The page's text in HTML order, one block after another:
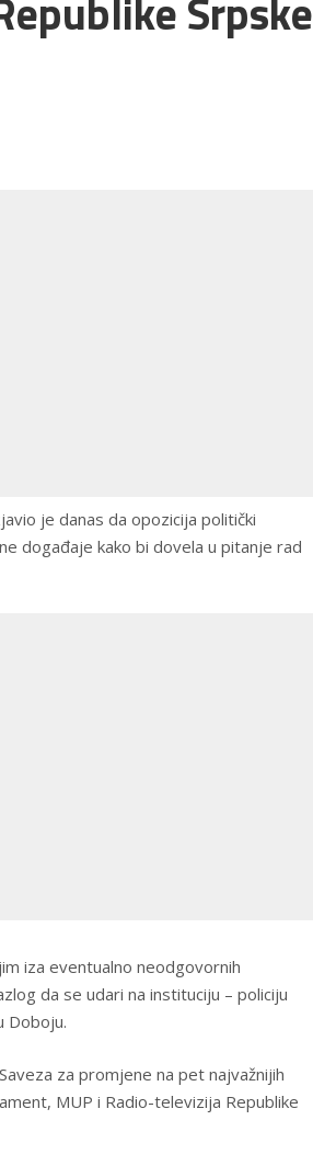
Srpske
je danas da opozicija politički
događaje kako bi dovela u pitanje rad
iza eventualno neodgovornih
da se udari na instituciju – policiju
Doboju.
za promjene na pet najvažnijih
MUP i Radio-televizija Republike